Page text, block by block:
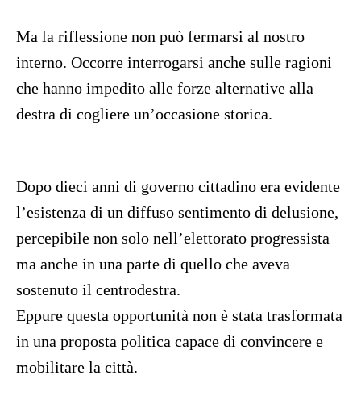
Ma la riflessione non può fermarsi al nostro
interno. Occorre interrogarsi anche sulle ragioni
che hanno impedito alle forze alternative alla
destra di cogliere un’occasione storica.
Dopo dieci anni di governo cittadino era evidente
l’esistenza di un diffuso sentimento di delusione,
percepibile non solo nell’elettorato progressista
ma anche in una parte di quello che aveva
sostenuto il centrodestra.
Eppure questa opportunità non è stata trasformata
in una proposta politica capace di convincere e
mobilitare la città.